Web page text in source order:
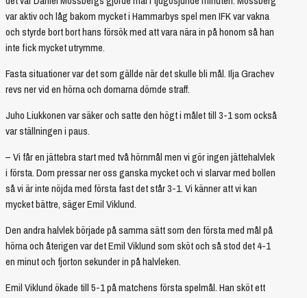
var aktiv och låg bakom mycket i Hammarbys spel men IFK var vakna
och styrde bort bort hans försök med att vara nära in på honom så han
inte fick mycket utrymme.
Fasta situationer var det som gällde när det skulle bli mål. Ilja Grachev
revs ner vid en hörna och domarna dömde straff.
Juho Liukkonen var säker och satte den högt i målet till 3-1 som också
var ställningen i paus.
– Vi får en jättebra start med två hörnmål men vi gör ingen jättehalvlek
i första. Dom pressar ner oss ganska mycket och vi slarvar med bollen
så vi är inte nöjda med första fast det står 3-1. Vi känner att vi kan
mycket bättre, säger Emil Viklund.
Den andra halvlek började på samma sätt som den första med mål på
hörna och återigen var det Emil Viklund som sköt och så stod det 4-1
en minut och fjorton sekunder in på halvleken.
Emil Viklund ökade till 5-1 på matchens första spelmål. Han sköt ett